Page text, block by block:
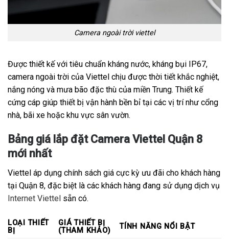
Camera ngoài trời viettel
Được thiết kế với tiêu chuẩn kháng nước, kháng bụi IP67,
camera ngoài trời của Viettel chịu được thời tiết khắc nghiệt,
nắng nóng và mưa bão đặc thù của miền Trung. Thiết kế
cứng cáp giúp thiết bị vận hành bền bỉ tại các vị trí như cổng
nhà, bãi xe hoặc khu vực sân vườn.
Bảng giá lắp đặt Camera Viettel Quận 8
mới nhất
Viettel áp dụng chính sách giá cực kỳ ưu đãi cho khách hàng
tại Quận 8, đặc biệt là các khách hàng đang sử dụng dịch vụ
Internet Viettel sẵn có.
LOẠI THIẾT
BỊ
GIÁ THIẾT BỊ
(THAM KHẢO)
TÍNH NĂNG NỔI BẬT